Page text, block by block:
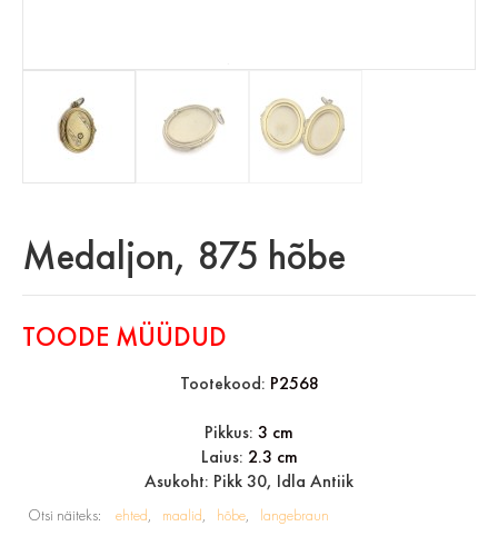
Medaljon, 875 hõbe
TOODE MÜÜDUD
Tootekood: P2568
Pikkus: 3 cm
Laius: 2.3 cm
Asukoht: Pikk 30, Idla Antiik
Otsi näiteks: ehted maalid hõbe langebraun